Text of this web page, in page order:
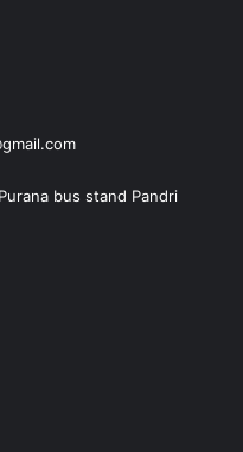
bus stand Pandri